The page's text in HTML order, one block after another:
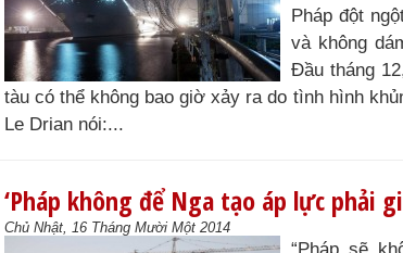
Pháp đột
và không
Đầu tháng
tàu có thể không bao giờ xảy ra do tình hình
Le Drian nói:...
‘Pháp không để Nga tạo áp lực phải
Chủ Nhật, 16 Tháng Mười Một 2014